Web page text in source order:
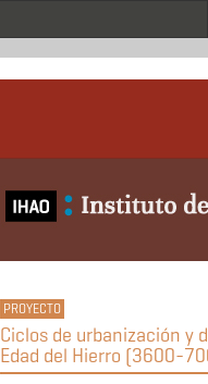
Ciclos de urbanización y
Edad del Hierro (3600-